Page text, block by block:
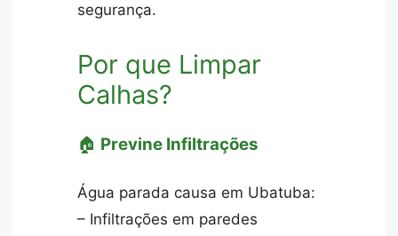
segurança.
Por que Limpar
Calhas?
🏠 Previne Infiltrações
Água parada causa em Ubatuba:
– Infiltrações em paredes